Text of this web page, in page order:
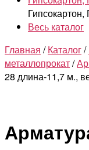
Весь каталог
Главная /Каталог/
металлопрокат/
28 длина-11,7 м.,